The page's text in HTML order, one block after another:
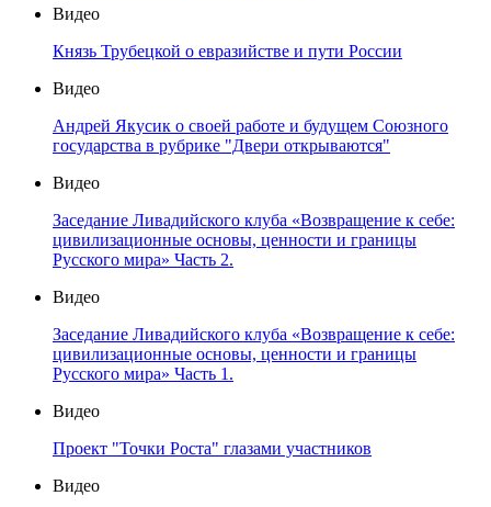
Видео
Князь Трубецкой о евразийстве и пути России
Видео
Андрей Якусик о своей работе и будущем Союзного
государства в рубрике "Двери открываются"
Видео
Заседание Ливадийского клуба «Возвращение к себе:
цивилизационные основы, ценности и границы
Русского мира» Часть 2.
Видео
Заседание Ливадийского клуба «Возвращение к себе:
цивилизационные основы, ценности и границы
Русского мира» Часть 1.
Видео
Проект "Точки Роста" глазами участников
Видео